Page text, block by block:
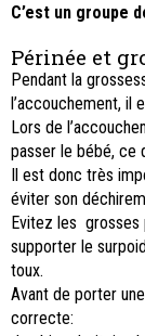
C’est un groupe
Périnée et
Pendant la
l’accouchement, il
Lors de
passer le bébé, ce
Il est donc très
éviter son
Evitez les grosses
supporter le
toux.
Avant de porter
correcte: